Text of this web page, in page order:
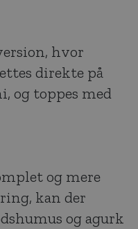
hvor
direkte på
og toppes med
og mere
kan der
og agurk